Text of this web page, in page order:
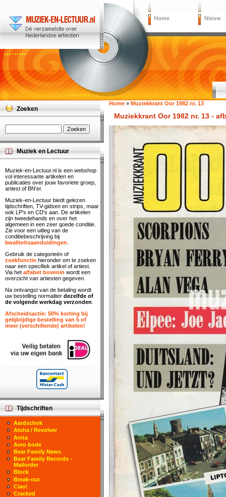
Home Nieuw
Home » Muziekkrant Oor 1982 nr. 13
Muziekkrant Oor 1982 nr. 13 -
Zoeken
Muziek en Lectuur
Muziek-en-Lectuur.nl is een webshop
vol interessante artikelen en
publicaties over jouw favoriete groep,
artiest of BN'er.
Muziek-en-Lectuur biedt gelezen
tijdschriften, TV-gidsen en strips, maar
ook LP's en CD's aan. De artikelen
zijn tweedehands en over het
algemeen in een zeer goede conditie.
Zie voor een uitleg van de
conditiebeschrijving bij
kwaliteitsaanduidingen
Gebruik de categorieën of
zoekfunctie hieronder om te zoeken
naar een specifiek artikel of artiest.
Via het alfabet bovenin wordt een
overzicht van artiesten gegeven.
Na ontvangst van de betaling wordt
uw bestelling normaliter dezelfde of
de volgende werkdag verzonden
Afscheidsactie: 50% korting bij
gelijktijdige bestelling van 5 of
meer (verschillende) artikelen!
Tijdschriften
Aardschok
Aloha / Revolver
Anita
Avro bode
Bear Family News
Bear Family Records -
Mailorder
Block
Break-out
Ciao!
Cracked